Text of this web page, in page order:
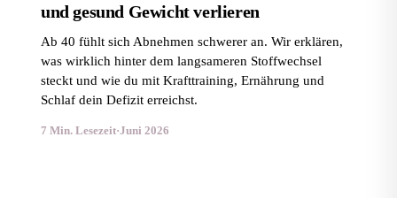
und gesund Gewicht verlieren
Ab 40 fühlt sich Abnehmen schwerer an. Wir erklären,
was wirklich hinter dem langsameren Stoffwechsel
steckt und wie du mit Krafttraining, Ernährung und
Schlaf dein Defizit erreichst.
7 Min. Lesezeit·Juni 2026